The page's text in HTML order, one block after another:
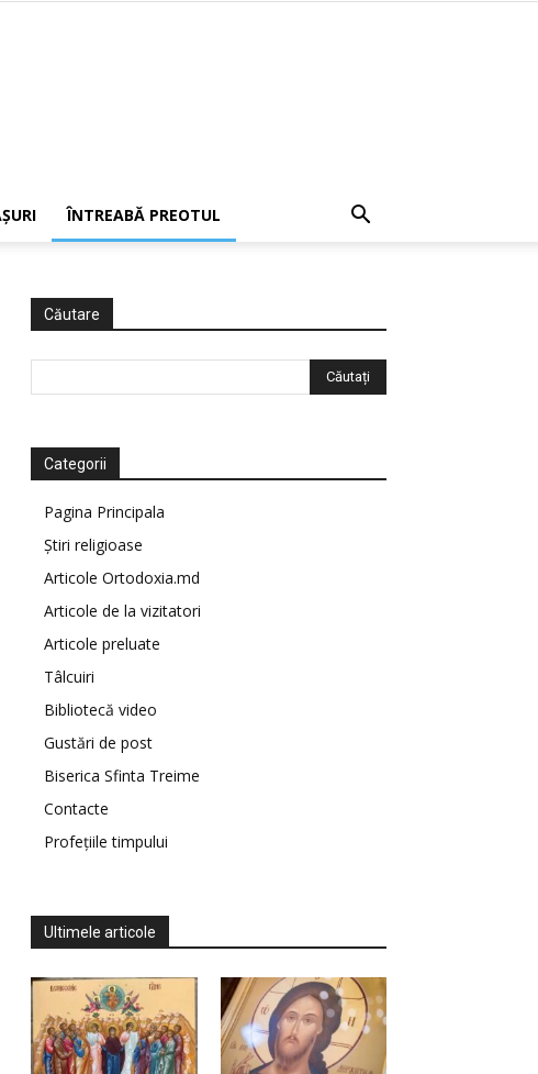
ÎNTREABĂ PREOTUL
Căutare
Categorii
Pagina Principala
Știri religioase
Articole Ortodoxia.md
Articole de la vizitatori
Articole preluate
Tâlcuiri
Bibliotecă video
Gustări de post
Biserica Sfinta Treime
Contacte
Profețiile timpului
Ultimele articole